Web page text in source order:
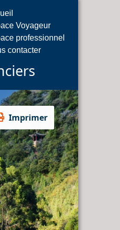
Voyageur
professionnel
contacter
Imprimer